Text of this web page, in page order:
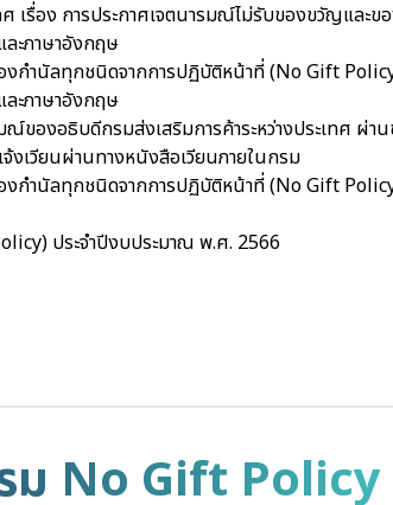
ศ เรื่อง การประกาศเจตนารมณ์ไม่รับของขวัญแ
ะภาษาอังกฤษ
กำนัลทุกชนิดจากการปฏิบัติหน้าที่ (No Gift
ะภาษาอังกฤษ
ณ์ของอธิบดีกรมส่งเสริมการค้าระหว่างประเทศ ผ่
เวียนผ่านทางหนังสือเวียนภายในกรม
กำนัลทุกชนิดจากการปฏิบัติหน้าที่ (No Gift
ประจำปีงบประมาณ พ.ศ. 2566
ม No Gift Policy